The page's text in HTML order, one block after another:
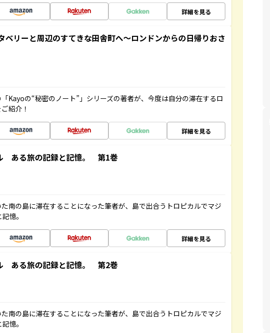
詳細を見る
ベリーと周辺のすてきな田舎町へ～ロンドンからの日帰りおさ
Kayoの“秘密のノート”」シリーズの著者が、今度は自分の滞在するロ
紹介！
詳細を見る
ある旅の記録と記憶。 第1巻
南の島に滞在することになった筆者が、島で出合うトロピカルでマジ
憶。
詳細を見る
ある旅の記録と記憶。 第2巻
南の島に滞在することになった筆者が、島で出合うトロピカルでマジ
憶。